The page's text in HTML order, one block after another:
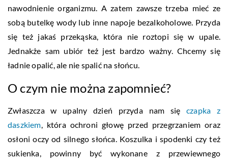
nawodnienie organizmu. A zatem zawsze trzeba mieć ze
sobą butelkę wody lub inne napoje bezalkoholowe. Przyda
się też jakaś przekąska, która nie roztopi się w upale.
Jednakże sam ubiór też jest bardzo ważny. Chcemy się
ładnie opalić, ale nie spalić na słońcu.
O czym nie można zapomnieć?
Zwłaszcza w upalny dzień przyda nam się czapka z
daszkiem, która ochroni głowę przed przegrzaniem oraz
osłoni oczy od silnego słońca. Koszulka i spodenki czy też
sukienka, powinny być wykonane z przewiewnego